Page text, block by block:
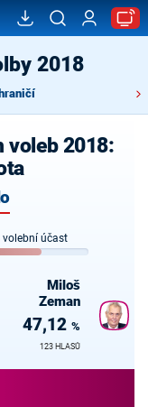
2018
voleb 2018:
volební účast
Miloš
Zeman
47,12 %
123 HLASŮ